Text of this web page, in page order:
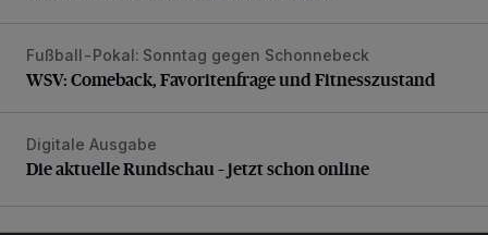
WSV: Comeback, Favoritenfrage und Fitnesszustand
Fußball-Pokal: Sonntag gegen Schonnebeck
WSV: Comeback, Favoritenfrage und Fitnesszustand
Die aktuelle Rundschau – jetzt schon online
Digitale Ausgabe
Die aktuelle Rundschau – jetzt schon online